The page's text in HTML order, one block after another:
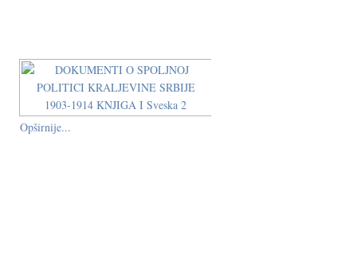
Opširnije...